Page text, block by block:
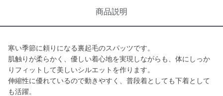
商品説明
寒い季節に頼りになる裏起毛のスパッツです。
肌触りが柔らかく、優しい着心地を実現しながらも、体にしっか
りフィットして美しいシルエットを作ります。
伸縮性に優れているので動きやすく、普段着としても下着として
も活躍。